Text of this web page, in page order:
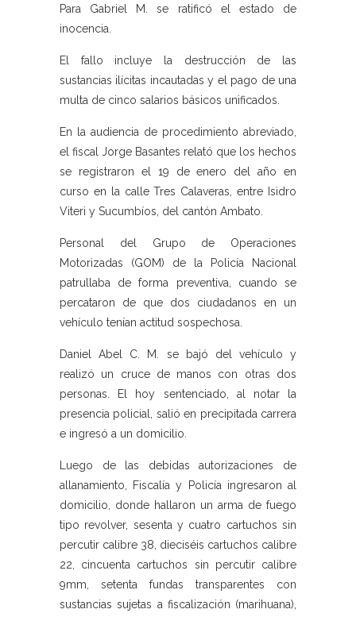
Para Gabriel M. se ratificó el estado de
inocencia.
El fallo incluye la destrucción de las
sustancias ilícitas incautadas y el pago de una
multa de cinco salarios básicos unificados.
En la audiencia de procedimiento abreviado,
el fiscal Jorge Basantes relató que los hechos
se registraron el 19 de enero del año en
curso en la calle Tres Calaveras, entre Isidro
Viteri y Sucumbíos, del cantón Ambato.
Personal del Grupo de Operaciones
Motorizadas (GOM) de la Policía Nacional
patrullaba de forma preventiva, cuando se
percataron de que dos ciudadanos en un
vehículo tenían actitud sospechosa.
Daniel Abel C. M. se bajó del vehículo y
realizó un cruce de manos con otras dos
personas. El hoy sentenciado, al notar la
presencia policial, salió en precipitada carrera
e ingresó a un domicilio.
Luego de las debidas autorizaciones de
allanamiento, Fiscalía y Policía ingresaron al
domicilio, donde hallaron un arma de fuego
tipo revolver, sesenta y cuatro cartuchos sin
percutir calibre 38, dieciséis cartuchos calibre
22, cincuenta cartuchos sin percutir calibre
9mm, setenta fundas transparentes con
sustancias sujetas a fiscalización (marihuana),